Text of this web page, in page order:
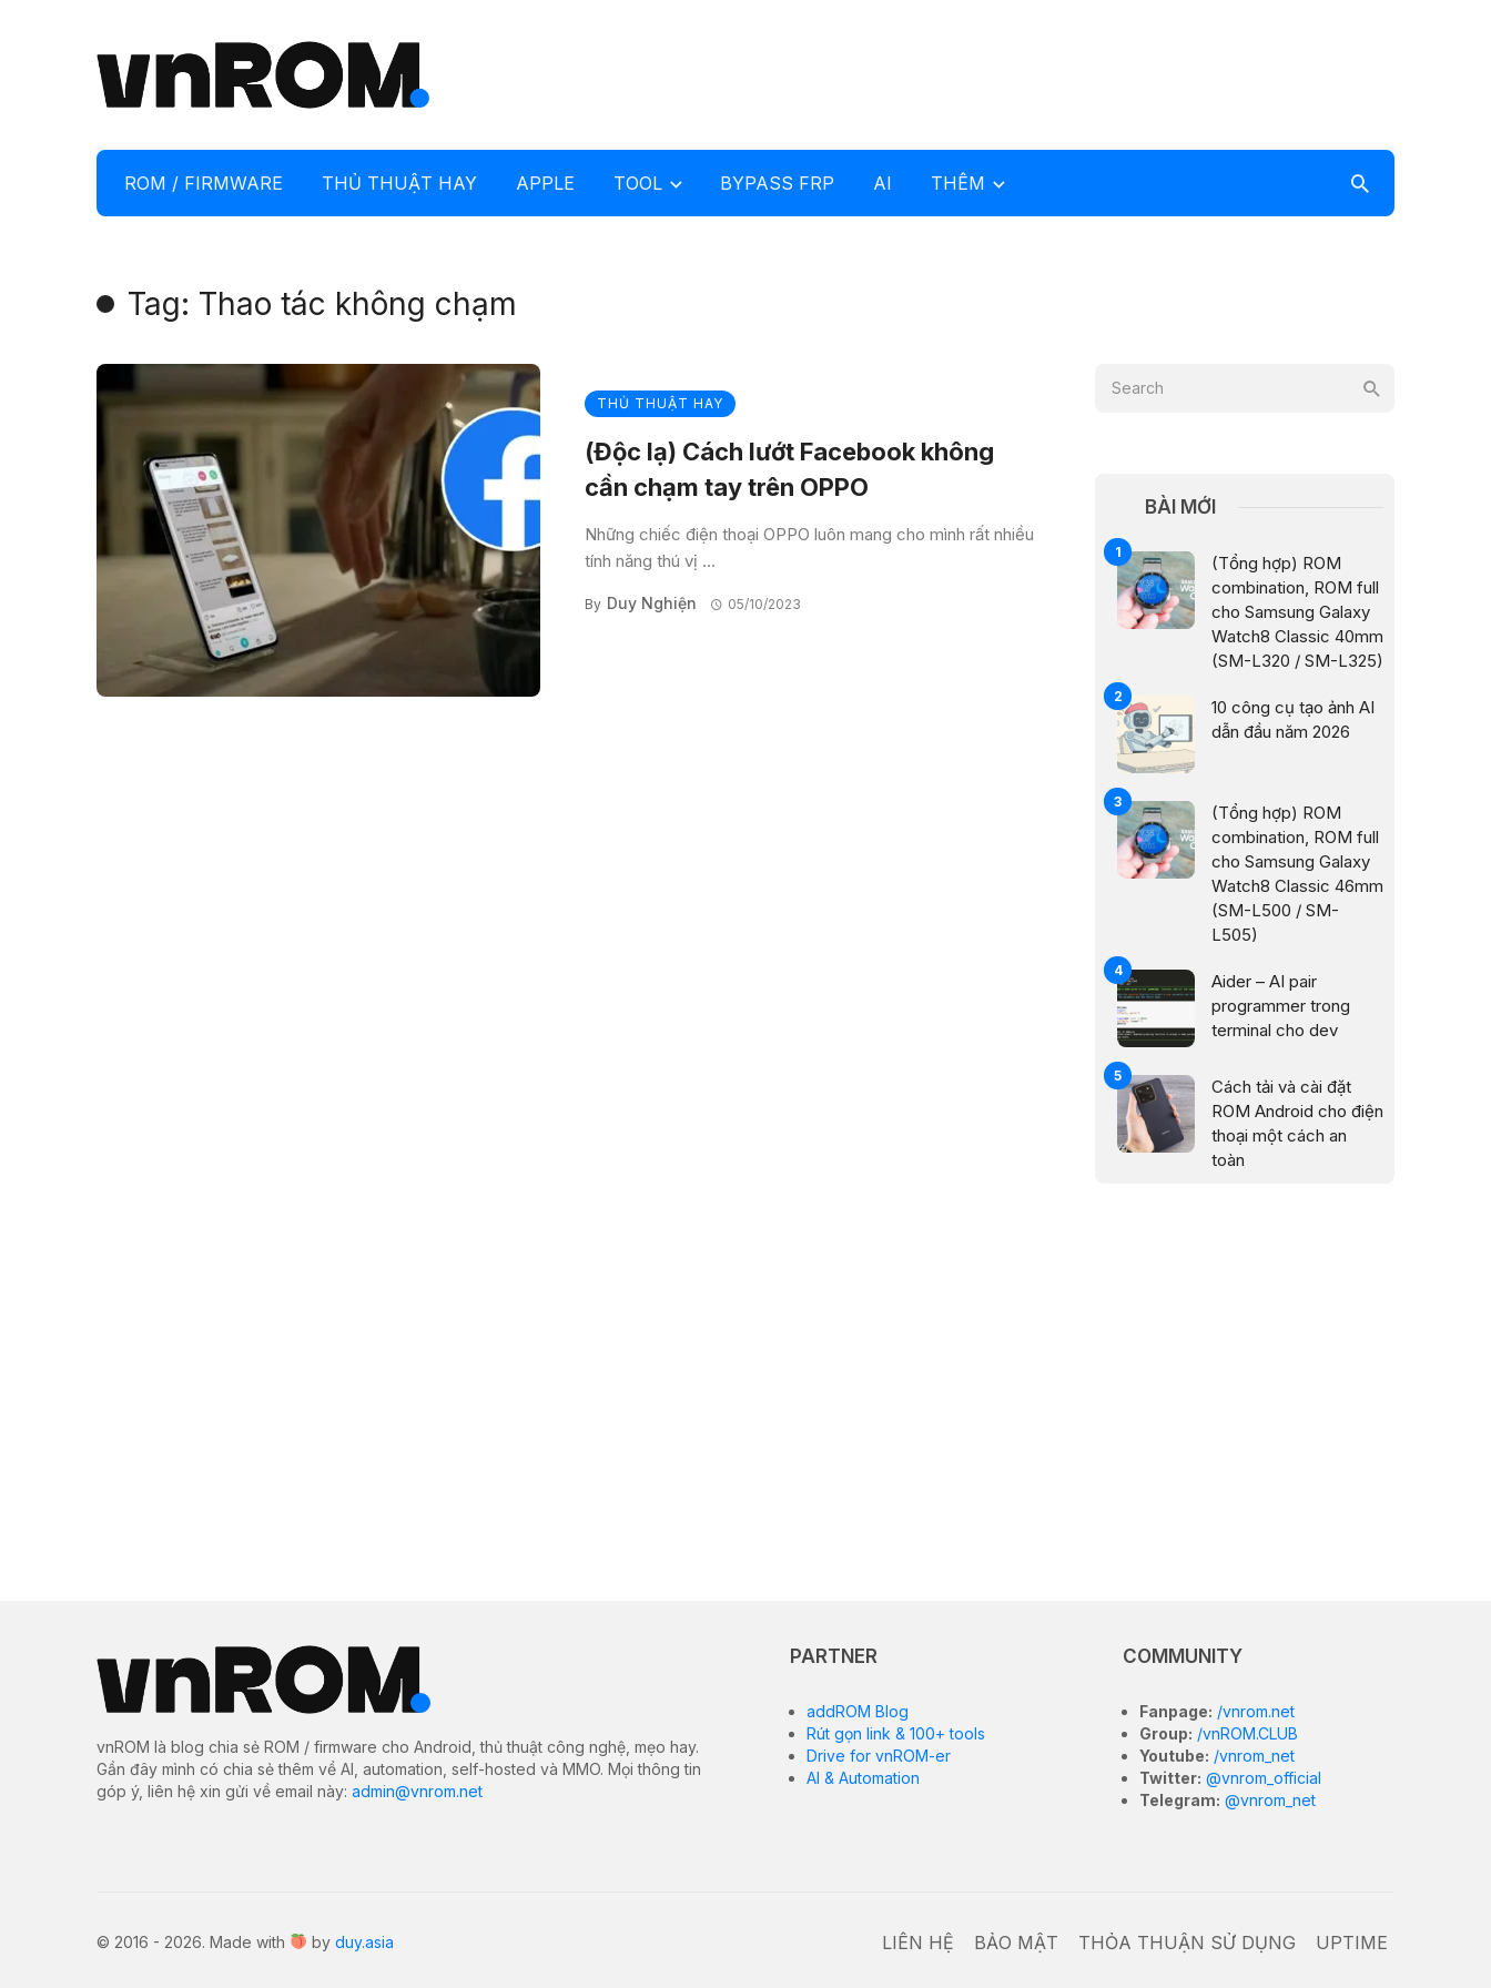
ROM / FIRMWARE THỦ THUẬT HAY APPLE TOOL BYPASS FRP AI THÊM
Tag: Thao tác không chạm
THỦ THUẬT HAY
(Độc lạ) Cách lướt Facebook không
cần chạm tay trên OPPO
Những chiếc điện thoại OPPO luôn mang cho mình rất nhiều
tính năng thú vị ...
By Duy Nghiện 05/10/2023
BÀI MỚI
(Tổng hợp) ROM
combination, ROM full
cho Samsung Galaxy
Watch8 Classic 40mm
(SM-L320 / SM-L325)
10 công cụ tạo ảnh AI
dẫn đầu năm 2026
(Tổng hợp) ROM
combination, ROM full
cho Samsung Galaxy
Watch8 Classic 46mm
(SM-L500 / SM-
L505)
Aider – AI pair
programmer trong
terminal cho dev
Cách tải và cài đặt
ROM Android cho điện
thoại một cách an
toàn
vnROM là blog chia sẻ ROM / firmware cho Android, thủ thuật công nghệ, mẹo hay.
Gần đây mình có chia sẻ thêm về AI, automation, self-hosted và MMO. Mọi thông tin
góp ý, liên hệ xin gửi về email này: admin@vnrom.net
PARTNER
addROM Blog
Rút gọn link & 100+ tools
Drive for vnROM-er
AI & Automation
COMMUNITY
Fanpage: /vnrom.net
Group: /vnROM.CLUB
Youtube: /vnrom_net
Twitter: @vnrom_official
Telegram: @vnrom_net
© 2016 - 2026. Made with by duy.asia LIÊN HỆ BẢO MẬT THỎA THUẬN SỬ DỤNG UPTIME